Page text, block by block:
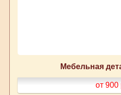
Мебельная
от 900